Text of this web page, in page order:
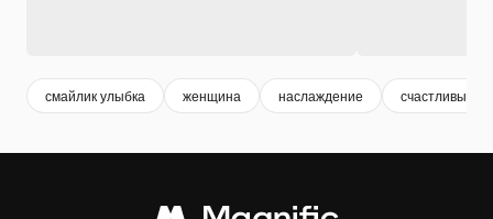
смайлик улыбка женщина наслаждение счастливый